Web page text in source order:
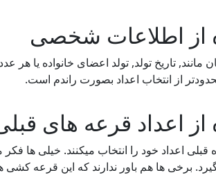
از اطلاعات شخصی
تاریخ تولد, تولد اعضای خانواده یا هر
از انتخاب اعداد بصورت راندم است.
از اعداد قرعه های
اعداد خود را انتخاب میکنند. خیلی ها فکر
برخی ها هم باور ندارند که این قرعه